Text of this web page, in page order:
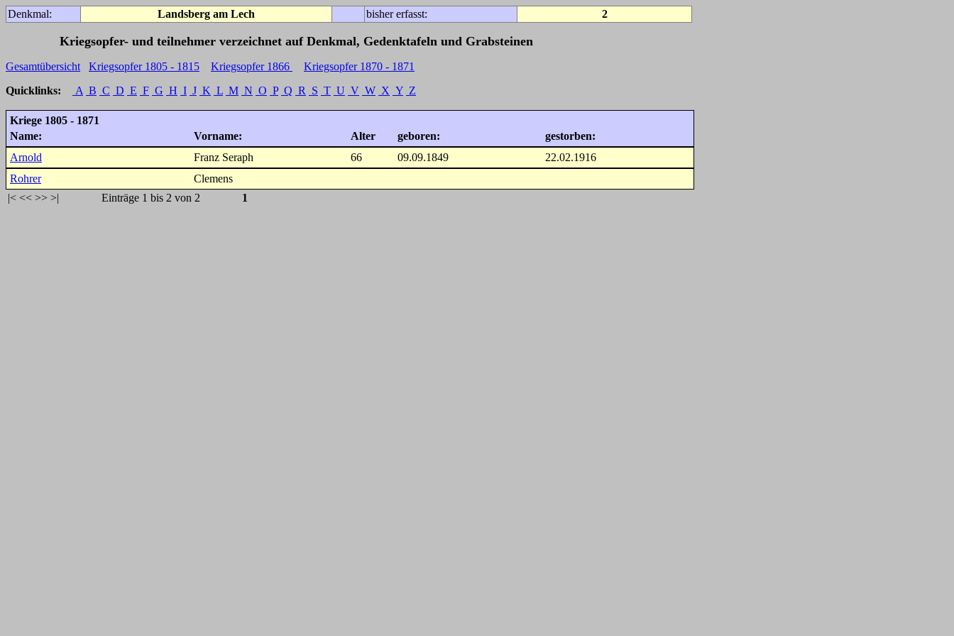
Denkmal: Landsberg am Lech bisher erfasst: 2
Kriegsopfer- und teilnehmer verzeichnet auf Denkmal, Gedenktafeln und Grabsteinen
Gesamtübersicht Kriegsopfer 1805 - 1815 Kriegsopfer 1866
Kriegsopfer 1870 - 1871
Quicklinks:
A B C D E F G H I J K L M N O P Q R S T U V W X Y Z
Kriege 1805 - 1871
Name:
Vorname: Alter geboren:
gestorben:
Arnold
Franz Seraph 66 09.09.1849
22.02.1916
Rohrer
Clemens
|< << >> >| Einträge 1 bis 2 von 2 1